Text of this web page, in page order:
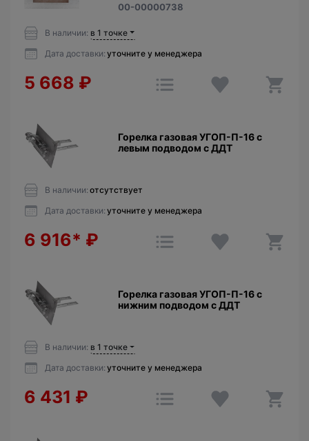
00-00000738
В наличии: в 1 точке
Дата доставки: уточните у менеджера
5 668 ₽
Горелка газовая УГОП-П-16 с
левым подводом с ДДТ
В наличии: отсутствует
Дата доставки: уточните у менеджера
6 916* ₽
Горелка газовая УГОП-П-16 с
нижним подводом с ДДТ
В наличии: в 1 точке
Дата доставки: уточните у менеджера
6 431 ₽